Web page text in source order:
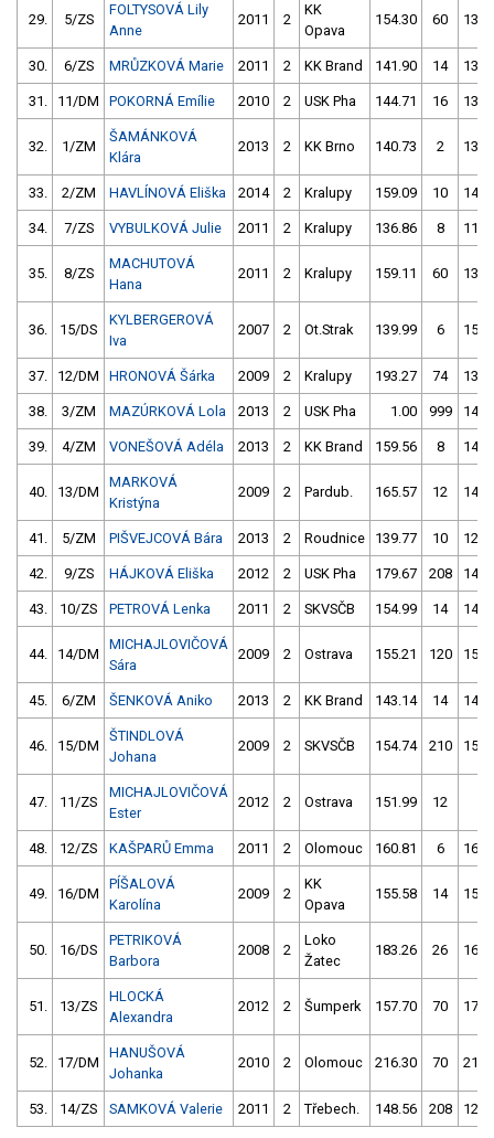
29. 5/ZS
FOLTYSOVÁ Lily
Anne
2011 2
KK
Opava
154.30 60
30. 6/ZS MRŮZKOVÁ Marie 2011 2 KK Brand 141.90 14
31. 11/DM POKORNÁ Emílie 2010 2 USK Pha 144.71 16
32. 1/ZM
ŠAMÁNKOVÁ
Klára
2013 2 KK Brno 140.73 2
33. 2/ZM HAVLÍNOVÁ Eliška 2014 2 Kralupy 159.09 10
34. 7/ZS VYBULKOVÁ Julie 2011 2 Kralupy 136.86 8
35. 8/ZS
MACHUTOVÁ
Hana
2011 2 Kralupy 159.11 60
36. 15/DS
KYLBERGEROVÁ
Iva
2007 2 Ot.Strak 139.99 6
37. 12/DM HRONOVÁ Šárka 2009 2 Kralupy 193.27 74
38. 3/ZM MAZÚRKOVÁ Lola 2013 2 USK Pha 1.00 999
39. 4/ZM VONEŠOVÁ Adéla 2013 2 KK Brand 159.56 8
40. 13/DM
MARKOVÁ
Kristýna
2009 2 Pardub. 165.57 12
41. 5/ZM PIŠVEJCOVÁ Bára 2013 2 Roudnice 139.77 10
42. 9/ZS HÁJKOVÁ Eliška 2012 2 USK Pha 179.67 208
43. 10/ZS PETROVÁ Lenka 2011 2 SKVSČB 154.99 14
44. 14/DM
MICHAJLOVIČOVÁ
Sára
2009 2 Ostrava 155.21 120
45. 6/ZM ŠENKOVÁ Aniko 2013 2 KK Brand 143.14 14
46. 15/DM
ŠTINDLOVÁ
Johana
2009 2 SKVSČB 154.74 210
47. 11/ZS
MICHAJLOVIČOVÁ
Ester
2012 2 Ostrava 151.99 12
48. 12/ZS KAŠPARŮ Emma 2011 2 Olomouc 160.81 6
49. 16/DM
PÍŠALOVÁ
Karolína
2009 2
KK
Opava
155.58 14
50. 16/DS
PETRIKOVÁ
Barbora
2008 2
Loko
Žatec
183.26 26
51. 13/ZS
HLOCKÁ
Alexandra
2012 2 Šumperk 157.70 70
52. 17/DM
HANUŠOVÁ
Johanka
2010 2 Olomouc 216.30 70
53. 14/ZS SAMKOVÁ Valerie 2011 2 Třebech. 148.56 208